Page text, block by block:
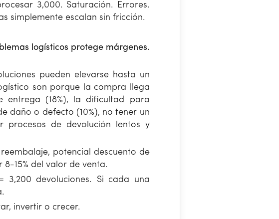
3,000. Saturación. Errores.
simplemente escalan sin fricción.
logísticos protege márgenes.
pueden elevarse hasta un
son porque la compra llega
(18%), la dificultad para
daño o defecto (10%), no tener un
procesos de devolución lentos y
potencial descuento de
15% del valor de venta.
3,200 devoluciones. Si cada una
invertir o crecer.